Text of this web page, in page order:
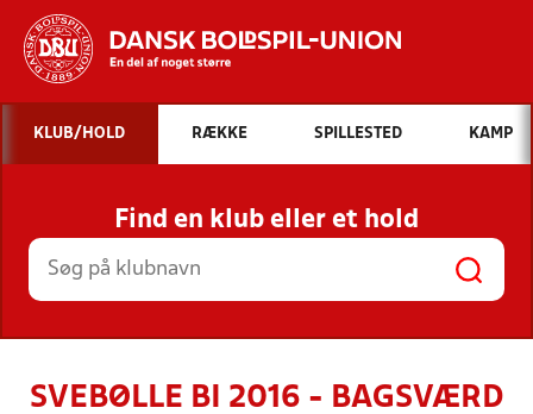
Hvad vil du søge efter?
INDHOLD OG NYHEDER
STILLINGER, RESULTATER, KLUBBER OG
HOLD
KLUB/HOLD RÆKKE SPILLESTED KAMP
Find en klub eller et hold
SVEBØLLE BI 2016 - BAGSVÆRD